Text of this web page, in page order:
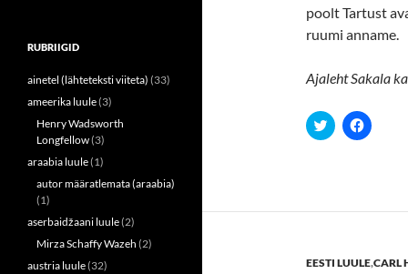
poolt Tartust
ruumi anname.
Ajaleht Sakala
C
l
h
o
C
l
h
o
EESTI LUULE,CARL
RUBRIIGID
ainetel (lähteteksti viiteta) (33)
ameerika luule(3)
Henry Wadsworth
Longfellow(3)
araabia luule(1)
autor määratlemata (araabia)
(1)
aserbaidžaani luule(2)
Mirza Schaffy Wazeh (2)
austria luule(32)